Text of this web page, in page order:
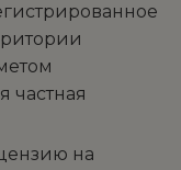
частная
на